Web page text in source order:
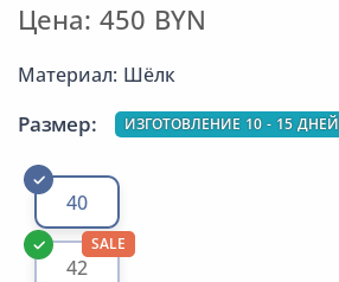
Цена: 450 BYN
Материал: Шёлк
Размер: ИЗГОТОВЛЕНИЕ 10 - 15 ДНЕЙ
40
42
SALE